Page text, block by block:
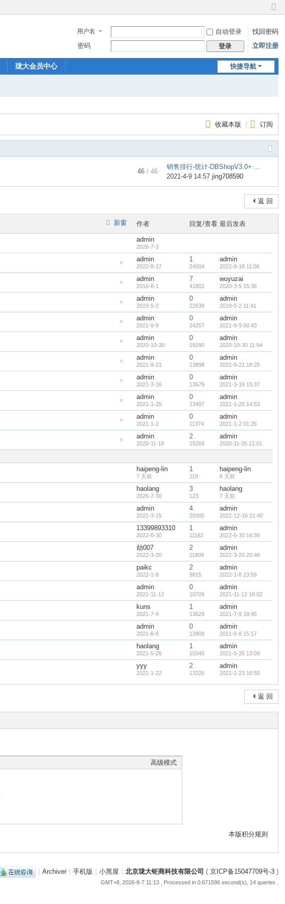
切
到
窄
用户名 自动登录
找回密码
密码
登录 立即注册
快捷导航
珑大会员中心
收藏本版 订阅
46 / 46
销售排行-统计-DBShopV3.0+ ...
2021-4-9 14:57jing708590
返 回
新窗 作者 回复/查看 最后发表
admin
2026-7-3
藏
置
顶
帖
admin
2022-8-17
1
24004
admin
2022-8-18 11:06
藏
置
顶
帖
admin
2016-8-1
7
41802
wuyuzai
2020-3-5 15:36
藏
置
顶
帖
admin
2019-5-2
0
22639
admin
2019-5-2 11:41
藏
置
顶
帖
admin
2021-9-9
0
24257
admin
2021-9-9 00:43
藏
置
顶
帖
admin
2020-10-30
0
19290
admin
2020-10-30 11:54
藏
置
顶
帖
admin
2021-9-21
0
13898
admin
2021-9-21 18:25
藏
置
顶
帖
admin
2021-3-16
0
13579
admin
2021-3-16 15:37
藏
置
顶
帖
admin
2021-1-25
0
13497
admin
2021-1-25 14:53
藏
置
顶
帖
admin
2021-1-2
0
11374
admin
2021-1-2 01:26
藏
顶
admin
2020-11-18
2
15269
admin
2020-11-26 21:01
haipeng-lin
7 天前
1
119
haipeng-lin
6 天前
haolang
2026-7-30
3
123
haolang
7 天前
admin
2021-3-15
4
20305
admin
2022-12-16 21:40
13399893310
2022-6-30
1
11162
admin
2022-6-30 16:39
劫007
2022-3-20
2
11809
admin
2022-3-20 20:48
paikc
2022-1-8
2
9815
admin
2022-1-8 23:59
admin
2021-11-12
0
10709
admin
2021-11-12 18:02
kuns
2021-7-9
1
13629
admin
2021-7-9 18:45
admin
2021-6-8
0
13909
admin
2021-6-8 15:17
haolang
2021-5-26
1
15045
admin
2021-5-26 13:09
yyy
2021-1-22
2
13226
admin
2021-1-23 16:50
返 回
高级模式
本版积分规则
Archiver 手机版 小黑屋 北京珑大钜商科技有限公司 ( 京ICP备15047709号-3)
GMT+8, 2026-8-7 11:13, Processed in 0.671596 second(s), 14 queries .